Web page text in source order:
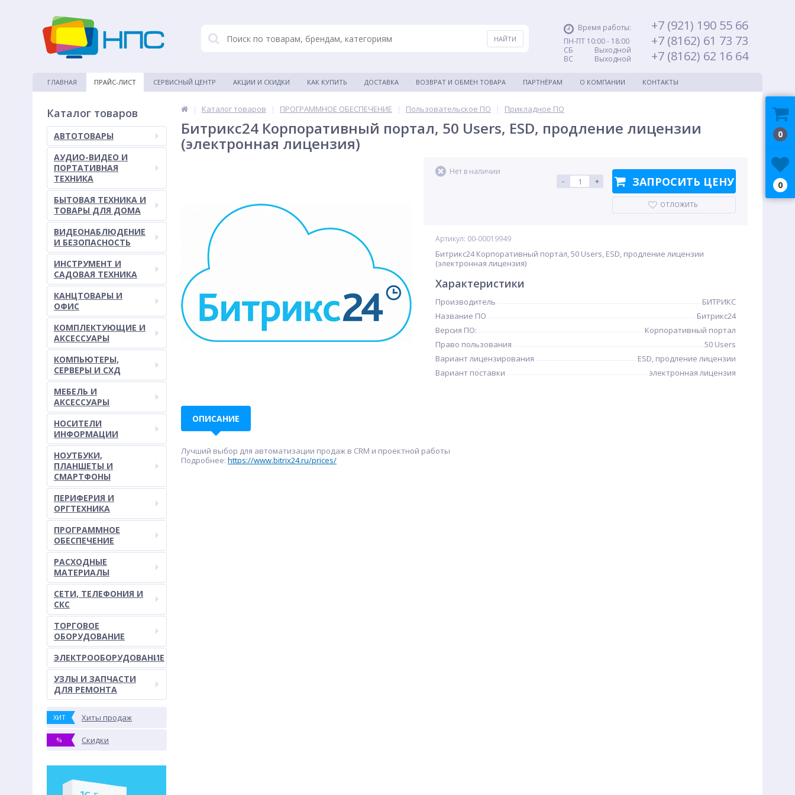
Время работы:
ПН-ПТ 10:00 - 18:00
СБ Выходной
ВС Выходной
+7 (921) 190 55 66
+7 (8162) 61 73 73
+7 (8162) 62 16 64
ГЛАВНАЯ ПРАЙС-ЛИСТ СЕРВИСНЫЙ ЦЕНТР АКЦИИ И СКИДКИ КАК КУПИТЬ ДОСТАВКА ВОЗВРАТ И ОБМЕН ТОВАРА ПАРТНЁРАМ О КОМПАНИИ КОНТАКТЫ
Каталог товаров
АВТОТОВАРЫ
АУДИО-ВИДЕО И
ПОРТАТИВНАЯ
ТЕХНИКА
БЫТОВАЯ ТЕХНИКА И
ТОВАРЫ ДЛЯ ДОМА
ВИДЕОНАБЛЮДЕНИЕ
И БЕЗОПАСНОСТЬ
ИНСТРУМЕНТ И
САДОВАЯ ТЕХНИКА
КАНЦТОВАРЫ И
ОФИС
КОМПЛЕКТУЮЩИЕ И
АКСЕССУАРЫ
КОМПЬЮТЕРЫ,
СЕРВЕРЫ И СХД
МЕБЕЛЬ И
АКСЕССУАРЫ
НОСИТЕЛИ
ИНФОРМАЦИИ
НОУТБУКИ,
ПЛАНШЕТЫ И
СМАРТФОНЫ
ПЕРИФЕРИЯ И
ОРГТЕХНИКА
ПРОГРАММНОЕ
ОБЕСПЕЧЕНИЕ
РАСХОДНЫЕ
МАТЕРИАЛЫ
СЕТИ, ТЕЛЕФОНИЯ И
СКС
ТОРГОВОЕ
ОБОРУДОВАНИЕ
ЭЛЕКТРООБОРУДОВАНИЕ
УЗЛЫ И ЗАПЧАСТИ
ДЛЯ РЕМОНТА
ХИТ Хиты продаж
% Скидки
| Каталог товаров | ПРОГРАММНОЕ ОБЕСПЕЧЕНИЕ | Пользовательское ПО | Прикладное ПО
Битрикс24 Корпоративный портал, 50 Users, ESD, продление лицензии
(электронная лицензия)
Нет в наличии
- + ЗАПРОСИТЬ ЦЕНУ
ОТЛОЖИТЬ
Артикул: 00-00019949
Битрикс24 Корпоративный портал, 50 Users, ESD, продление лицензии
(электронная лицензия)
Характеристики
Производитель
БИТРИКС
Название ПО
Битрикс24
Версия ПО:
Корпоративный портал
Право пользования
50 Users
Вариант лицензирования
ESD, продление лицензии
Вариант поставки
электронная лицензия
ОПИСАНИЕ
Лучший выбор для автоматизации продаж в CRM и проектной работы
Подробнее: https://www.bitrix24.ru/prices/
0
0